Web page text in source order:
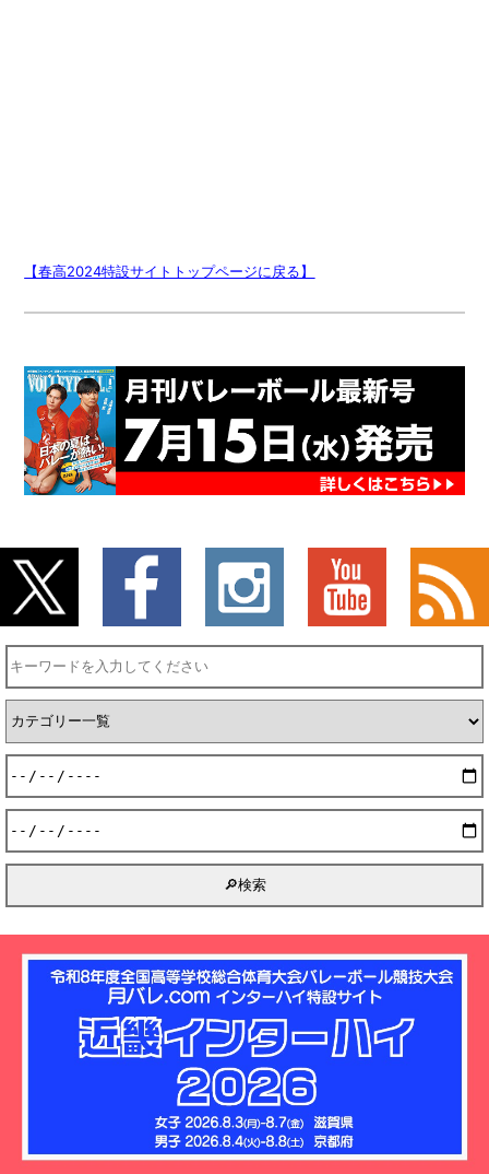
【春高2024特設サイトトップページに戻る】